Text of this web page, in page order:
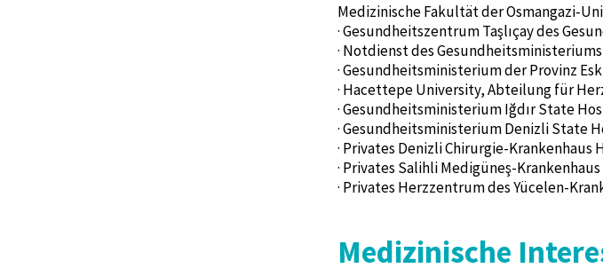
Medizinische Fakultät der Osmangazi-
· Gesundheitszentrum Taşlıçay des
· Notdienst des
· Gesundheitsministerium der Provinz
· Hacettepe University, Abteilung für
· Gesundheitsministerium Iğdır State
· Gesundheitsministerium Denizli State
· Privates Denizli Chirurgie-Krankenhaus
· Privates Salihli Medigüneş-
· Privates Herzzentrum des Yücelen-
Medizinische